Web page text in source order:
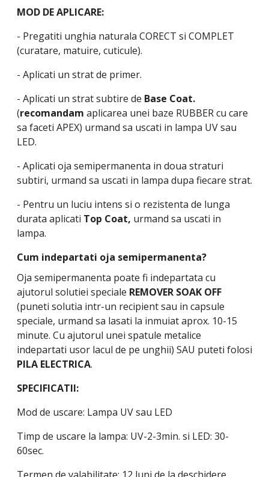
MOD DE APLICARE:
- Pregatiti unghia naturala CORECT si COMPLET
(curatare, matuire, cuticule).
- Aplicati un strat de primer.
- Aplicati un strat subtire de Base Coat.
(recomandam aplicarea unei baze RUBBER cu care
sa faceti APEX) urmand sa uscati in lampa UV sau
LED.
- Aplicati oja semipermanenta in doua straturi
subtiri, urmand sa uscati in lampa dupa fiecare strat.
- Pentru un luciu intens si o rezistenta de lunga
durata aplicati Top Coat, urmand sa uscati in
lampa.
Cum indepartati oja semipermanenta?
Oja semipermanenta poate fi indepartata cu
ajutorul solutiei speciale REMOVER SOAK OFF
(puneti solutia intr-un recipient sau in capsule
speciale, urmand sa lasati la inmuiat aprox. 10-15
minute. Cu ajutorul unei spatule metalice
indepartati usor lacul de pe unghii) SAU puteti folosi
PILA ELECTRICA.
SPECIFICATII:
Mod de uscare: Lampa UV sau LED
Timp de uscare la lampa: UV-2-3min. si LED: 30-
60sec.